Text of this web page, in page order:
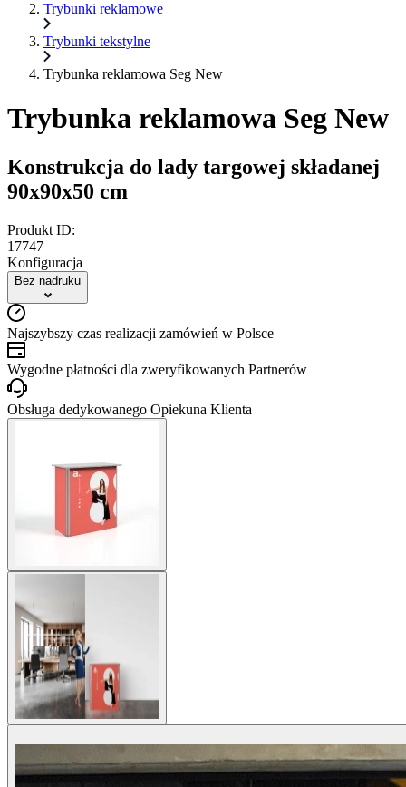
Trybunki reklamowe
Trybunki tekstylne
Trybunka reklamowa Seg New
Trybunka reklamowa Seg New
Konstrukcja do lady targowej składanej
90x90x50 cm
Produkt ID:
17747
Konfiguracja
Bez nadruku
Najszybszy czas realizacji zamówień w Polsce
Wygodne płatności dla zweryfikowanych Partnerów
Obsługa dedykowanego Opiekuna Klienta